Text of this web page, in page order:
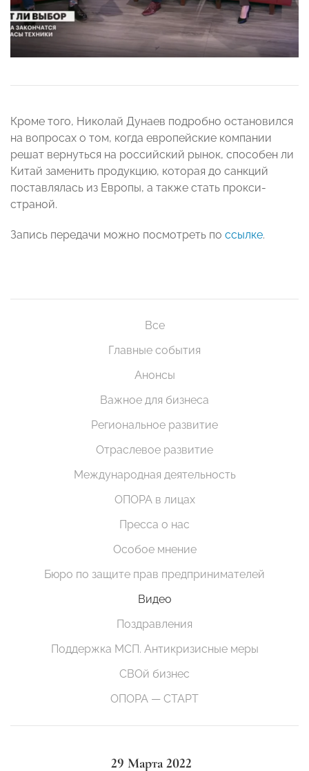
Кроме того, Николай Дунаев подробно остановился
на вопросах о том, когда европейские компании
решат вернуться на российский рынок, способен ли
Китай заменить продукцию, которая до санкций
поставлялась из Европы, а также стать прокси-
страной.
Запись передачи можно посмотреть по ссылке.
Все
Главные события
Анонсы
Важное для бизнеса
Региональное развитие
Отраслевое развитие
Международная деятельность
ОПОРА в лицах
Пресса о нас
Особое мнение
Бюро по защите прав предпринимателей
Видео
Поздравления
Поддержка МСП. Антикризисные меры
СВОй бизнес
ОПОРА — СТАРТ
29 Марта 2022